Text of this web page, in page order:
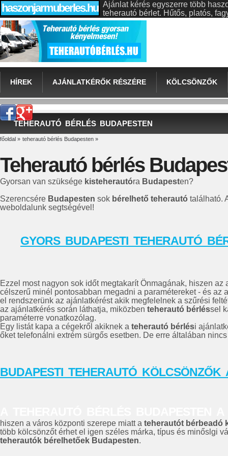
haszonjarmuberles.hu Ajánlat kérés egyszerre több
teherautó bérlet. Hűtős, platós,
HÍREK AJÁNLATKÉRŐK RÉSZÉRE KÖLCSÖNZŐK
TEHERAUTÓ BÉRLÉS BUDAPESTEN
főoldal » teherautó bérlés Budapesten »
Teherautó bérlés
Gyorsan van szüksége kisteherautóra Budapesten?
Szerencsére Budapesten sok bérelhető teherautó található.
weboldalunk segtségével!
GYORS BUDAPESTI TEHERAUTÓ
Ezzel most nagyon sok időt megtakarít Önmagának, hiszen
célszerű minél pontosabban megadni a paramétereket - és
el rendszerünk az ajánlatkérést akik megfelelnek a szűrési
az ajánlatkérés során láthatja, miközben teherautó bérléssel
paraméterre vonatkozólag.
Egy listát kapa a cégekről akiknek a teherautó bérlési
őket telefonálni extrém sürgős esetben. De erre általában
BUDAPESTI TEHERAUTÓ KÖLCSÖNZŐK
hiszen a város központi szerepe miatt a teherautót bérbeadó
több kölcsönzőt érhet el igen széles márka, típus és minőslgi
teherautók bérelhetőek Budapesten.